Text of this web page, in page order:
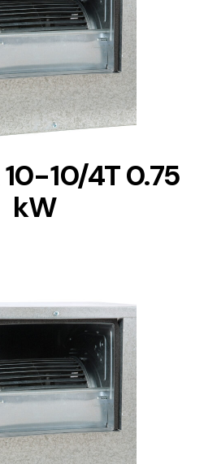
DETAILS
10-10/4T 0.75
kW
DETAILS